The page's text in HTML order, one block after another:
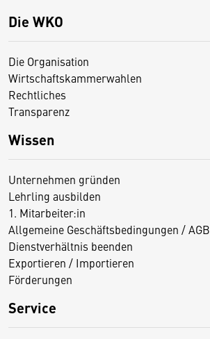
Die WKO
Die Organisation
Wirtschaftskammerwahlen
Rechtliches
Transparenz
Wissen
Unternehmen gründen
Lehrling ausbilden
1. Mitarbeiter:in
Allgemeine Geschäftsbedingungen / AGB
Dienstverhältnis beenden
Exportieren / Importieren
Förderungen
Service